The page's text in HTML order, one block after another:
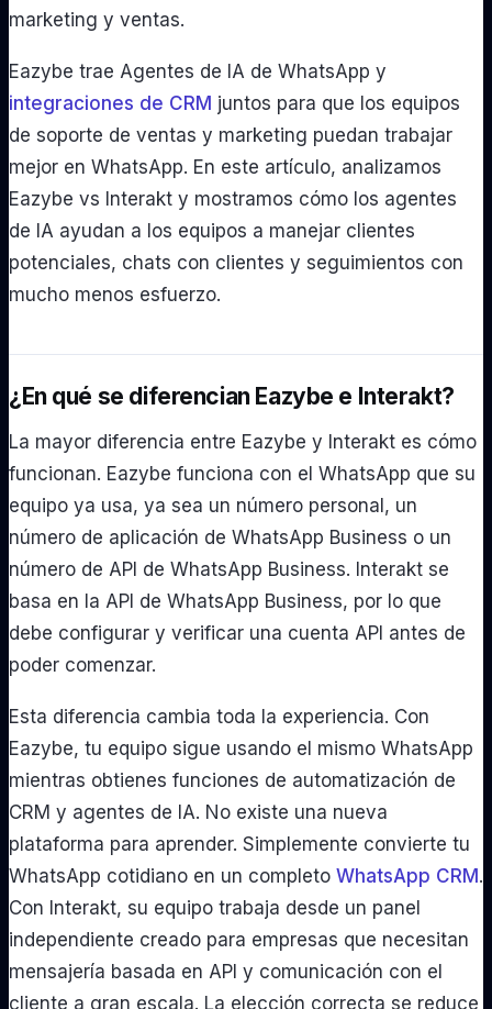
marketing y ventas.
Eazybe trae Agentes de IA de WhatsApp y
integraciones de CRM juntos para que los equipos
de soporte de ventas y marketing puedan trabajar
mejor en WhatsApp. En este artículo, analizamos
Eazybe vs Interakt y mostramos cómo los agentes
de IA ayudan a los equipos a manejar clientes
potenciales, chats con clientes y seguimientos con
mucho menos esfuerzo.
¿En qué se diferencian Eazybe e Interakt?
La mayor diferencia entre Eazybe y Interakt es cómo
funcionan. Eazybe funciona con el WhatsApp que su
equipo ya usa, ya sea un número personal, un
número de aplicación de WhatsApp Business o un
número de API de WhatsApp Business. Interakt se
basa en la API de WhatsApp Business, por lo que
debe configurar y verificar una cuenta API antes de
poder comenzar.
Esta diferencia cambia toda la experiencia. Con
Eazybe, tu equipo sigue usando el mismo WhatsApp
mientras obtienes funciones de automatización de
CRM y agentes de IA. No existe una nueva
plataforma para aprender. Simplemente convierte tu
WhatsApp cotidiano en un completo WhatsApp CRM .
Con Interakt, su equipo trabaja desde un panel
independiente creado para empresas que necesitan
mensajería basada en API y comunicación con el
cliente a gran escala. La elección correcta se reduce